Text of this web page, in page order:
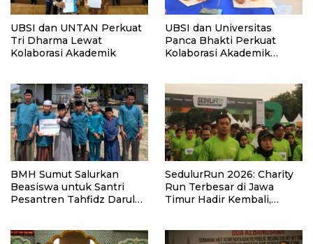
UBSI dan UNTAN Perkuat
Tri Dharma Lewat
Kolaborasi Akademik
UBSI dan Universitas
Panca Bhakti Perkuat
Kolaborasi Akademik
BMH Sumut Salurkan
Beasiswa untuk Santri
Pesantren Tahfidz Darul
SedulurRun 2026: Charity
Run Terbesar di Jawa
Timur Hadir Kembali,
Santri dan Guru Honorer